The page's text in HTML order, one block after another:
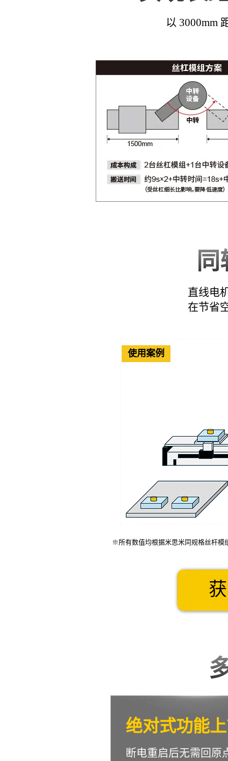
以 3000mm
同
直线电
在节省
使用案例
※所有数值均根据米思米同规格丝杆模
绝对式功能
断电重启后无需回原